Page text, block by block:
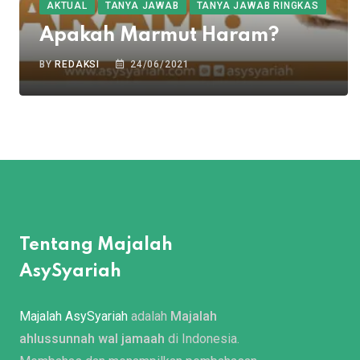
AKTUAL TANYA JAWAB TANYA JAWAB RINGKAS
Apakah Marmut Haram?
BYREDAKSI 24/06/2021
Tentang Majalah
AsySyariah
Majalah AsySyariah adalah Majalah
ahlussunnah wal jamaah di Indonesia.